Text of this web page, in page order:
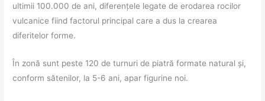
ultimii 100.000 de ani, diferențele legate de erodarea rocilor
vulcanice fiind factorul principal care a dus la crearea
diferitelor forme.
În zonă sunt peste 120 de turnuri de piatră formate natural și,
conform sătenilor, la 5-6 ani, apar figurine noi.